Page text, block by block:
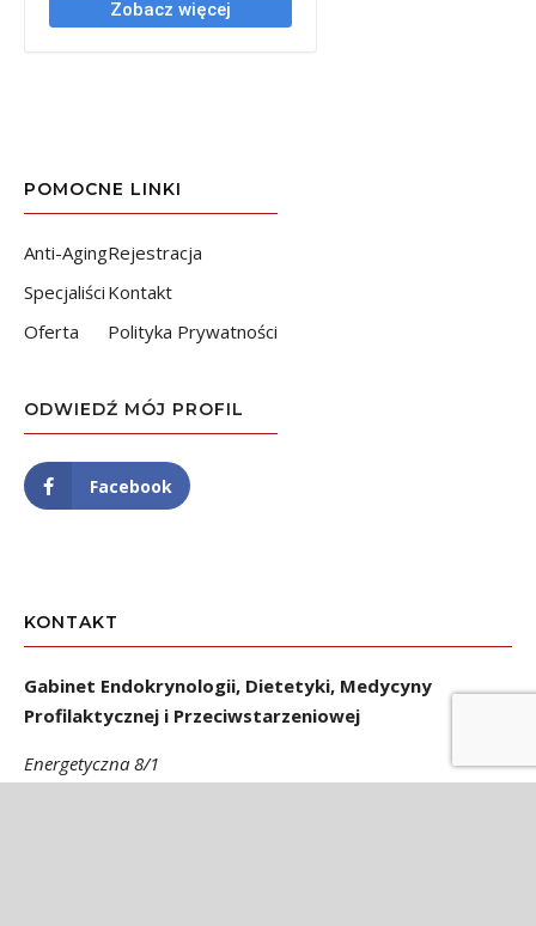
POMOCNE LINKI
Anti-Aging
Specjaliści
Oferta
Rejestracja
Kontakt
Polityka Prywatności
ODWIEDŹ MÓJ PROFIL
Facebook
KONTAKT
Gabinet Endokrynologii, Dietetyki, Medycyny
Profilaktycznej i Przeciwstarzeniowej
Energetyczna 8/1